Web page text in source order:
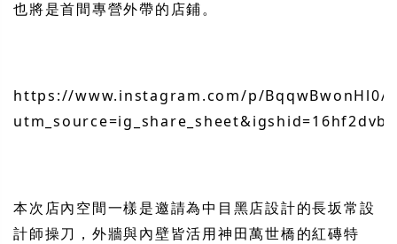
也將是首間專營外帶的店鋪。
https://www.instagram.com/p/BqqwBwonHl0/?
本次店內空間一樣是邀請為中目黑店設計的長坂常設
計師操刀，外牆與內壁皆活用神田萬世橋的紅磚特